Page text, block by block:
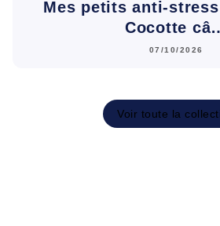
Mes petits anti-
Cocotte
07/10/2026
Voir toute la